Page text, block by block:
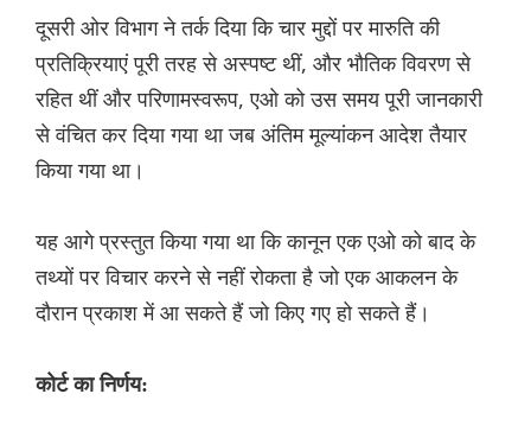
दूसरी ओर विभाग ने तर्क दिया कि चार मुद्दों पर मारुति की
प्रतिक्रियाएं पूरी तरह से अस्पष्ट थीं, और भौतिक विवरण से
रहित थीं और परिणामस्वरूप, एओ को उस समय पूरी जानकारी
से वंचित कर दिया गया था जब अंतिम मूल्यांकन आदेश तैयार
किया गया था।
यह आगे प्रस्तुत किया गया था कि कानून एक एओ को बाद के
तथ्यों पर विचार करने से नहीं रोकता है जो एक आकलन के
दौरान प्रकाश में आ सकते हैं जो किए गए हो सकते हैं।
कोर्ट का निर्णय: